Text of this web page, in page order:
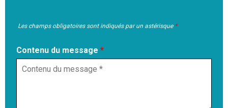
Les champs obligatoires sont indiqués par un astérisque *
Contenu du message *